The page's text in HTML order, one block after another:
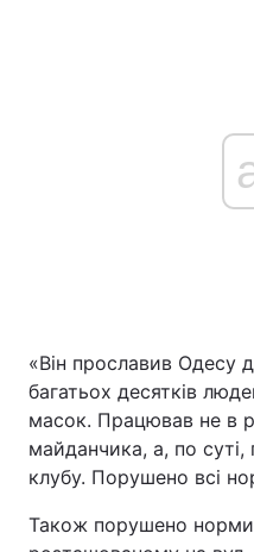
«Він прославив Одесу
багатьох десятків
масок. Працював не в
майданчика, а, по суті,
клубу. Порушено всі
Також порушено